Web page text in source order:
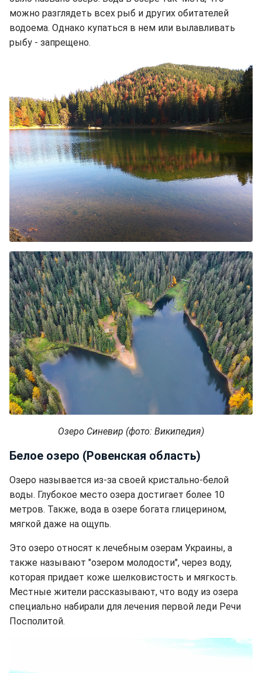
можно разглядеть всех рыб и других обитателей
водоема. Однако купаться в нем или вылавливать
рыбу - запрещено.
Озеро Синевир (фото: Википедия)
Белое озеро (Ровенская область)
Озеро называется из-за своей кристально-белой
воды. Глубокое место озера достигает более 10
метров. Также, вода в озере богата глицерином,
мягкой даже на ощупь.
Это озеро относят к лечебным озерам Украины, а
также называют "озером молодости", через воду,
которая придает коже шелковистость и мягкость.
Местные жители рассказывают, что воду из озера
специально набирали для лечения первой леди Речи
Посполитой.